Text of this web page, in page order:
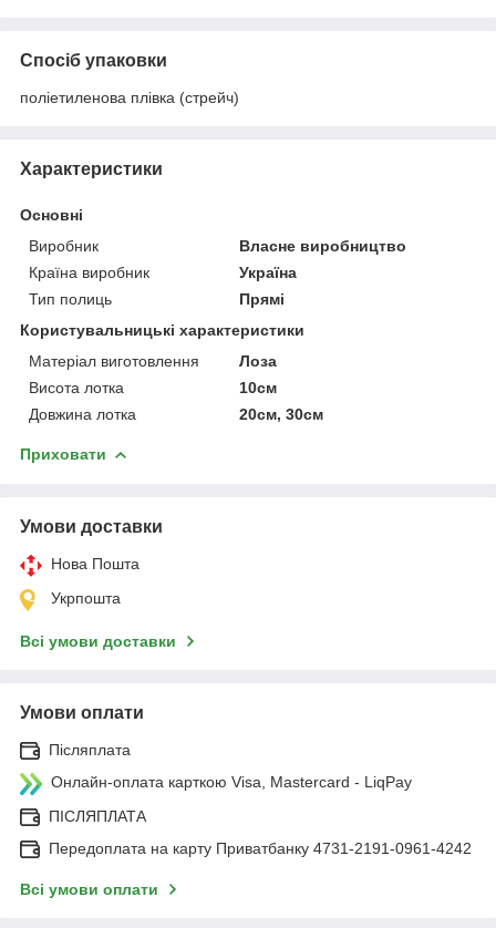
Спосіб упаковки
поліетиленова плівка (стрейч)
Характеристики
Основні
Виробник
Власне виробництво
Країна виробник
Україна
Тип полиць
Прямі
Користувальницькі характеристики
Матеріал виготовлення
Лоза
Висота лотка
10см
Довжина лотка
20см, 30см
Приховати
Умови доставки
Нова Пошта
Укрпошта
Всі умови доставки
Умови оплати
Післяплата
Онлайн-оплата карткою Visa, Mastercard - LiqPay
ПІСЛЯПЛАТА
Передоплата на карту Приватбанку 4731-2191-0961-4242
Всі умови оплати